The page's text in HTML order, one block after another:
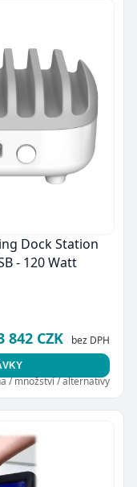
Dock Station
- 120 Watt
842 CZK bez DPH
/ množství / alternativy